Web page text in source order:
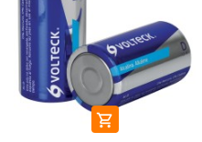
